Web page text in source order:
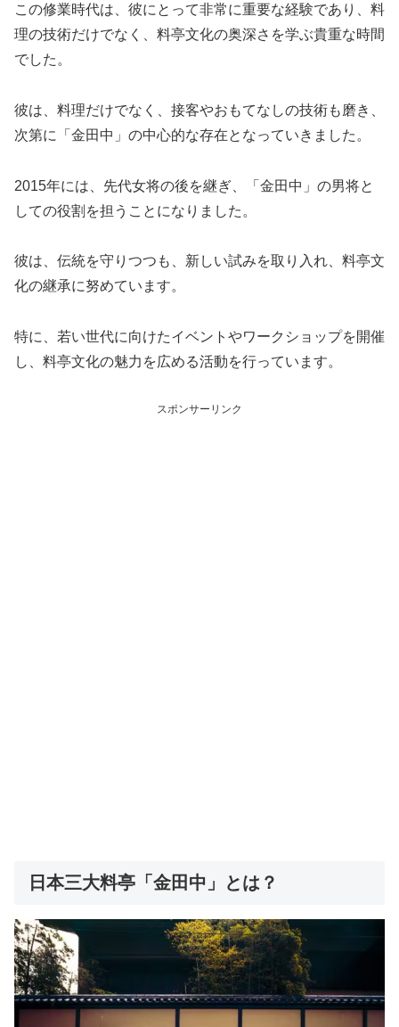
この修業時代は、彼にとって非常に重要な経験であり、料
理の技術だけでなく、料亭文化の奥深さを学ぶ貴重な時間
でした。
彼は、料理だけでなく、接客やおもてなしの技術も磨き、
次第に「金田中」の中心的な存在となっていきました。
2015年には、先代女将の後を継ぎ、「金田中」の男将と
しての役割を担うことになりました。
彼は、伝統を守りつつも、新しい試みを取り入れ、料亭文
化の継承に努めています。
特に、若い世代に向けたイベントやワークショップを開催
し、料亭文化の魅力を広める活動を行っています。
スポンサーリンク
日本三大料亭「金田中」とは？